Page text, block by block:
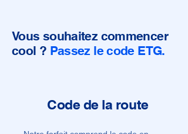
Vous souhaitez commencer
cool ? Passez le code ETG.
Code de la route